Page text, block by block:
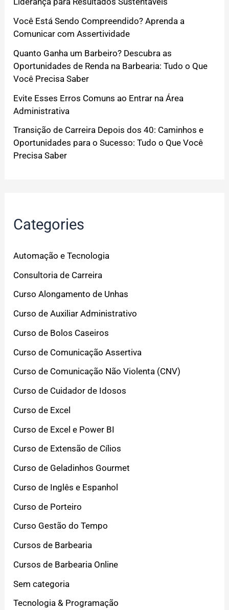
Você Está Sendo Compreendido? Aprenda a
Comunicar com Assertividade
Quanto Ganha um Barbeiro? Descubra as
Oportunidades de Renda na Barbearia: Tudo o Que
Você Precisa Saber
Evite Esses Erros Comuns ao Entrar na Área
Administrativa
Transição de Carreira Depois dos 40: Caminhos e
Oportunidades para o Sucesso: Tudo o Que Você
Precisa Saber
Categories
Automação e Tecnologia
Consultoria de Carreira
Curso Alongamento de Unhas
Curso de Auxiliar Administrativo
Curso de Bolos Caseiros
Curso de Comunicação Assertiva
Curso de Comunicação Não Violenta (CNV)
Curso de Cuidador de Idosos
Curso de Excel
Curso de Excel e Power BI
Curso de Extensão de Cílios
Curso de Geladinhos Gourmet
Curso de Inglês e Espanhol
Curso de Porteiro
Curso Gestão do Tempo
Cursos de Barbearia
Cursos de Barbearia Online
Sem categoria
Tecnologia & Programação